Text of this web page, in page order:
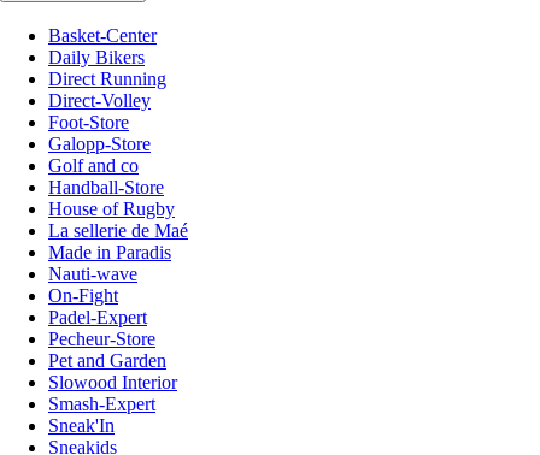
Basket-Center
Daily Bikers
Direct Running
Direct-Volley
Foot-Store
Galopp-Store
Golf and co
Handball-Store
House of Rugby
La sellerie de Maé
Made in Paradis
Nauti-wave
On-Fight
Padel-Expert
Pecheur-Store
Pet and Garden
Slowood Interior
Smash-Expert
Sneak'In
Sneakids